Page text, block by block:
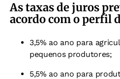
As taxas de juros
acordo com o perfil
3,5% ao ano para
pequenos produtores;
5,5% ao ano para